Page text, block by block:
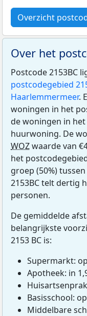
Overzicht
Over het
Postcode 2153BC
postcodegebied
Haarlemmermeer.
woningen in het
de woningen in het
huurwoning. De
WOZwaarde van
het
groep (50%)
2153BC telt dertig
personen.
De gemiddelde
belangrijkste
2153 BC is:
Supermarkt:
Apotheek: in
Basisschool:
Middelbare